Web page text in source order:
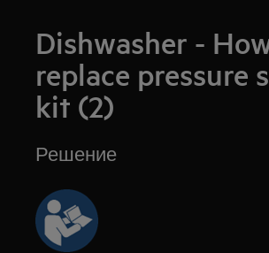
Dishwasher -
replace pressure
kit (2)
Решение